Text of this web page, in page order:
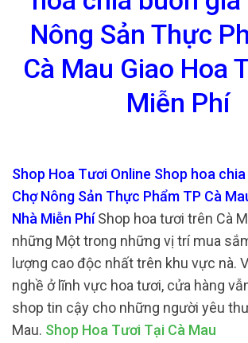
Nông Sản Thực
Cà Mau Giao Hoa
Miễn Phí
Shop Hoa Tươi Online Shop hoa
Chợ Nông Sản Thực Phẩm TP Cà
Nhà Miễn PhíShop hoa tươi trên Cà
những Một trong những vị trí mua
lượng cao độc nhất trên khu vực nà.
nghề ở lĩnh vực hoa tươi, cửa hàng
shop tin cậy cho những người yêu
Mau. Shop Hoa Tươi Tại Cà Mau